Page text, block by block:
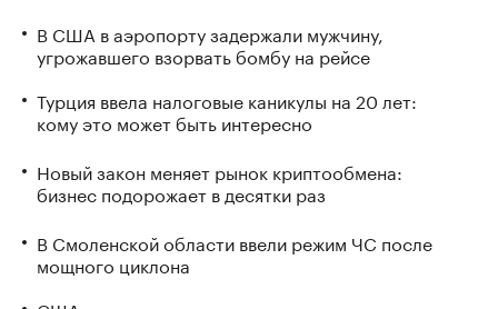
В США в аэропорту задержали мужчину,
угрожавшего взорвать бомбу на рейсе
Турция ввела налоговые каникулы на 20 лет:
кому это может быть интересно
Новый закон меняет рынок криптообмена:
бизнес подорожает в десятки раз
В Смоленской области ввели режим ЧС после
мощного циклона